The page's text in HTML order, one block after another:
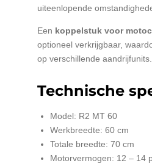
uiteenlopende
Een koppelstuk voor
optioneel verkrijgbaar,
op verschillende aandrijfunits.
Technische
Model: R2 MT 60
Werkbreedte: 60 cm
Totale breedte: 70 cm
Motorvermogen: 12 – 14